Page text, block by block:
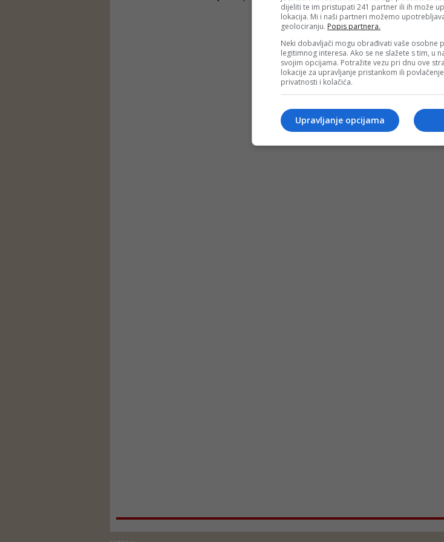
dijeliti te im pristupati 241 partner ili ih može
lokacija. Mi i naši partneri možemo
geolociranju. Popis partnera.
Neki dobavljači mogu obrađivati vaše osobne
legitimnog interesa. Ako se ne slažete s tim, u
svojim opcijama. Potražite vezu pri dnu ove
lokacije za upravljanje pristankom ili
privatnosti i kolačića.
Upravljanje opcijama